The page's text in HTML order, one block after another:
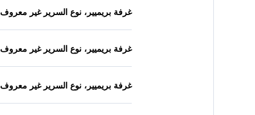
غرفة بريميير، نوع السرير غير معروف
غرفة بريميير، نوع السرير غير معروف
غرفة بريميير، نوع السرير غير معروف